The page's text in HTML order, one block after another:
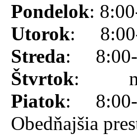
Pondelok:
Utorok:
Streda: 8:00-
Štvrtok:
Piatok:
Obedňajšia